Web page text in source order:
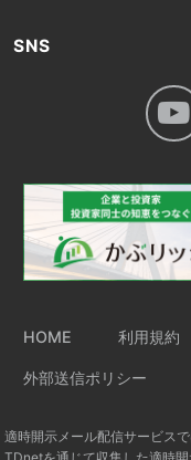
SNS
HOME 利用規約
外部送信ポリシー
適時開示メール配信サービス